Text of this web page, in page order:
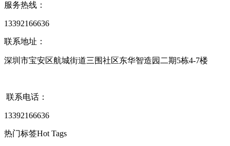
服务热线：
13392166636
联系地址：
深圳市宝安区航城街道三围社区东华智造园二期5栋4-7楼
联系电话：
13392166636
热门标签Hot Tags